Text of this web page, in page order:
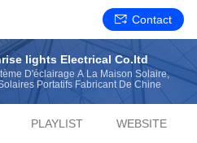
Contact
lights Electrical Co.ltd
D'éclairage À La Maison Solaire,
Portatifs Fabricant De Chine
PLAYLIST WEBSITE